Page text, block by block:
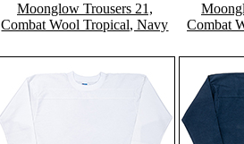
Moonglow Trousers 21,
Combat Wool Tropical, Navy
Combat